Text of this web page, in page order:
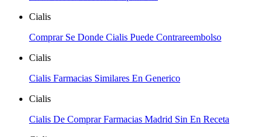
Cialis
Comprar Se Donde Cialis Puede Contrareembolso
Cialis
Cialis Farmacias Similares En Generico
Cialis
Cialis De Comprar Farmacias Madrid Sin En Receta